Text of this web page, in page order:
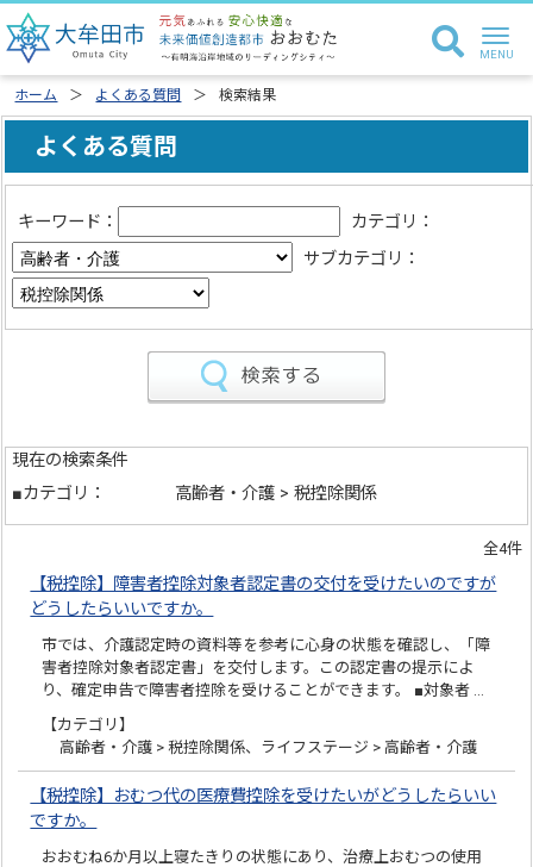
ホーム よくある質問 検索結果
よくある質問
キーワード：
カテゴリ：
サブカテゴリ：
現在の検索条件
■カテゴリ：
高齢者・介護 > 税控除関係
全4件
【税控除】障害者控除対象者認定書の交付を受けたいのですが
どうしたらいいですか。
市では、介護認定時の資料等を参考に心身の状態を確認し、「障
害者控除対象者認定書」を交付します。この認定書の提示によ
り、確定申告で障害者控除を受けることができます。 ■対象者 …
【カテゴリ】
高齢者・介護 > 税控除関係、ライフステージ > 高齢者・介護
【税控除】おむつ代の医療費控除を受けたいがどうしたらいい
ですか。
おおむね6か月以上寝たきりの状態にあり、治療上おむつの使用